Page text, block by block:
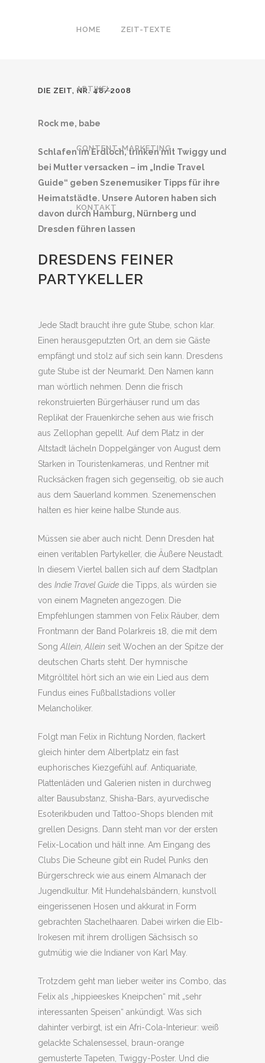
HOME ZEIT-TEXTE
ARTIKEL
CONTENT-MARKETING
KONTAKT
DIE ZEIT, NR. 48/2008
Rock me, babe
Schlafen im Erdloch, trinken mit Twiggy und
bei Mutter versacken – im „Indie Travel
Guide“ geben Szenemusiker Tipps für ihre
Heimatstädte. Unsere Autoren haben sich
davon durch Hamburg, Nürnberg und
Dresden führen lassen
DRESDENS FEINER
PARTYKELLER
Jede Stadt braucht ihre gute Stube, schon klar.
Einen herausgeputzten Ort, an dem sie Gäste
empfängt und stolz auf sich sein kann. Dresdens
gute Stube ist der Neumarkt. Den Namen kann
man wörtlich nehmen. Denn die frisch
rekonstruierten Bürgerhäuser rund um das
Replikat der Frauenkirche sehen aus wie frisch
aus Zellophan gepellt. Auf dem Platz in der
Altstadt lächeln Doppelgänger von August dem
Starken in Touristenkameras, und Rentner mit
Rucksäcken fragen sich gegenseitig, ob sie auch
aus dem Sauerland kommen. Szenemenschen
halten es hier keine halbe Stunde aus.
Müssen sie aber auch nicht. Denn Dresden hat
einen veritablen Partykeller, die Äußere Neustadt.
In diesem Viertel ballen sich auf dem Stadtplan
des Indie Travel Guide die Tipps, als würden sie
von einem Magneten angezogen. Die
Empfehlungen stammen von Felix Räuber, dem
Frontmann der Band Polarkreis 18, die mit dem
Song Allein, Allein seit Wochen an der Spitze der
deutschen Charts steht. Der hymnische
Mitgröltitel hört sich an wie ein Lied aus dem
Fundus eines Fußballstadions voller
Melancholiker.
Folgt man Felix in Richtung Norden, flackert
gleich hinter dem Albertplatz ein fast
euphorisches Kiezgefühl auf. Antiquariate,
Plattenläden und Galerien nisten in durchweg
alter Bausubstanz, Shisha-Bars, ayurvedische
Esoterikbuden und Tattoo-Shops blenden mit
grellen Designs. Dann steht man vor der ersten
Felix-Location und hält inne. Am Eingang des
Clubs Die Scheune gibt ein Rudel Punks den
Bürgerschreck wie aus einem Almanach der
Jugendkultur. Mit Hundehalsbändern, kunstvoll
eingerissenen Hosen und akkurat in Form
gebrachten Stachelhaaren. Dabei wirken die Elb-
Irokesen mit ihrem drolligen Sächsisch so
gutmütig wie die Indianer von Karl May.
Trotzdem geht man lieber weiter ins Combo, das
Felix als „hippieeskes Kneipchen“ mit „sehr
interessanten Speisen“ ankündigt. Was sich
dahinter verbirgt, ist ein Afri-Cola-Interieur: weiß
gelackte Schalensessel, braun-orange
gemusterte Tapeten, Twiggy-Poster. Und die